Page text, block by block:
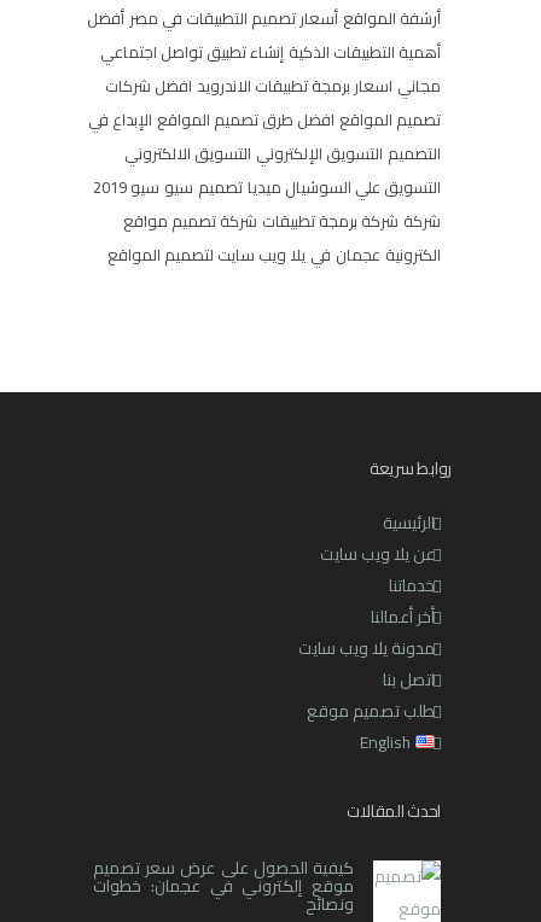
أرشفة المواقع أسعار تصميم التطبيقات في مصر أفضل
أهمية التطبيقات الذكية إنشاء تطبيق تواصل اجتماعي
مجاني اسعار برمجة تطبيقات الاندرويد افضل شركات
تصميم المواقع افضل طرق تصميم المواقع الإبداع في
التصميم التسويق الإلكتروني التسويق الالكتروني
التسويق علي السوشيال ميديا تصميم سيو سيو 2019
شركة شركة برمجة تطبيقات شركة تصميم مواقع
الكترونية عجمان في يلا ويب سايت لتصميم المواقع
روابط سريعة
الرئيسية
عن يلا ويب سايت
خدماتنا
أخر أعمالنا
مدونة يلا ويب سايت
اتصل بنا
طلب تصميم موقع
English
احدث المقالات
كيفية الحصول على عرض سعر تصميم
موقع إلكتروني في عجمان: خطوات
ونصائح